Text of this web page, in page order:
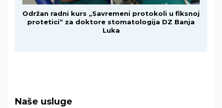
Održan radni kurs „Savremeni protokoli u fiksnoj
protetici“ za doktore stomatologija DZ Banja
Luka
Naše usluge